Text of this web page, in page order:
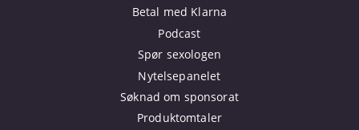
Betal med Klarna
Podcast
Spør sexologen
Nytelsepanelet
Søknad om sponsorat
Produktomtaler